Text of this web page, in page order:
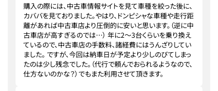
購入の際には、中古車情報サイトを見て車種を絞った後に、
カババを見ておりました。やはり、ドンピシャな車種や走行距
離があれば中古車店より圧倒的に安いと思います。（逆に中
古車店が高すぎるのでは…） 年に2～3台くらいを乗り換え
ているので、中古車店の手数料、諸経費にはうんざりしてい
ました。 ですが、今回は納車日が予定より少しのびてしまっ
たのは少し残念でした。（代行で頼んでおられるようなので、
仕方ないのかな？）でもまた利用させて頂きます。